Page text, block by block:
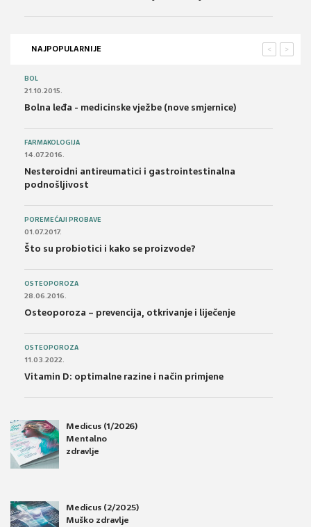
NAJPOPULARNIJE >
<
BOL
21.10.2015.
Bolna leđa - medicinske vježbe (nove smjernice)
FARMAKOLOGIJA
14.07.2016.
Nesteroidni antireumatici i gastrointestinalna
podnošljivost
POREMEĆAJI PROBAVE
01.07.2017.
Što su probiotici i kako se proizvode?
OSTEOPOROZA
28.06.2016.
Osteoporoza – prevencija, otkrivanje i liječenje
OSTEOPOROZA
11.03.2022.
Vitamin D: optimalne razine i način primjene
Medicus (1/2026)
Mentalno
zdravlje
Medicus (2/2025)
Muško zdravlje